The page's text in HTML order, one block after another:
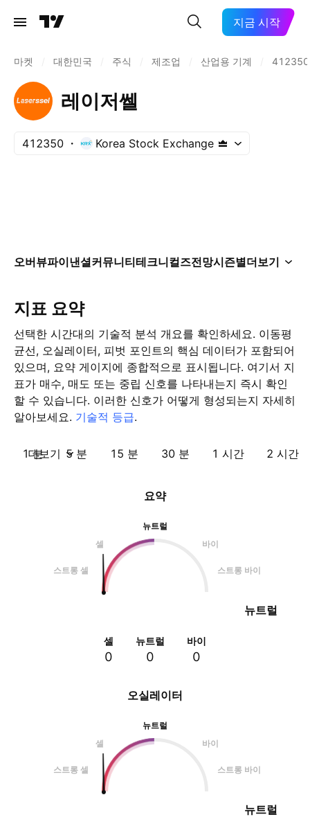
지금 시작
마켓 대한민국 주식 제조업 산업용 기계 412350
레이저쎌
412350 Korea Stock Exchange
오버뷰파이낸셜커뮤니티테크니컬즈전망시즌별더보기
지표 요약
선택한 시간대의 기술적 분석 개요를 확인하세요. 이동평
균선, 오실레이터, 피벗 포인트의 핵심 데이터가 포함되어
있으며, 요약 게이지에 종합적으로 표시됩니다. 여기서 지
표가 매수, 매도 또는 중립 신호를 나타내는지 즉시 확인
할 수 있습니다. 이러한 신호가 어떻게 형성되는지 자세히
알아보세요. 기술적 등급.
1 분 5 분 15 분 30 분 1 시간 2 시간
더보기
오실레이터
뉴트럴
셀
바이
스트롱 셀 스트롱 바이
뉴트럴
요약
뉴트럴
셀
바이
스트롱 셀 스트롱 바이
뉴트럴
셀
0
뉴트럴
0
바이
0